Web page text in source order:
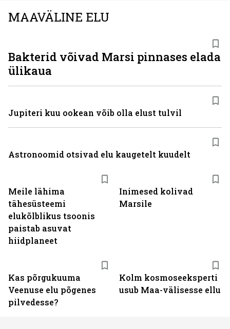
MAAVÄLINE ELU
Meile lähima
tähesüsteemi
elukõlblikus tsoonis
paistab asuvat
hiidplaneet
Inimesed kolivad
Marsile
Kas põrgukuuma
Veenuse elu põgenes
pilvedesse?
Kolm kosmoseeksperti
usub Maa-välisesse ellu
Bakterid võivad Marsi pinnases elada
ülikaua
Jupiteri kuu ookean võib olla elust tulvil
Astronoomid otsivad elu kaugetelt kuudelt